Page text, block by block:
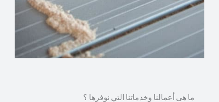
ما هى أعمالنا وخدماتنا التي نوفرها ؟